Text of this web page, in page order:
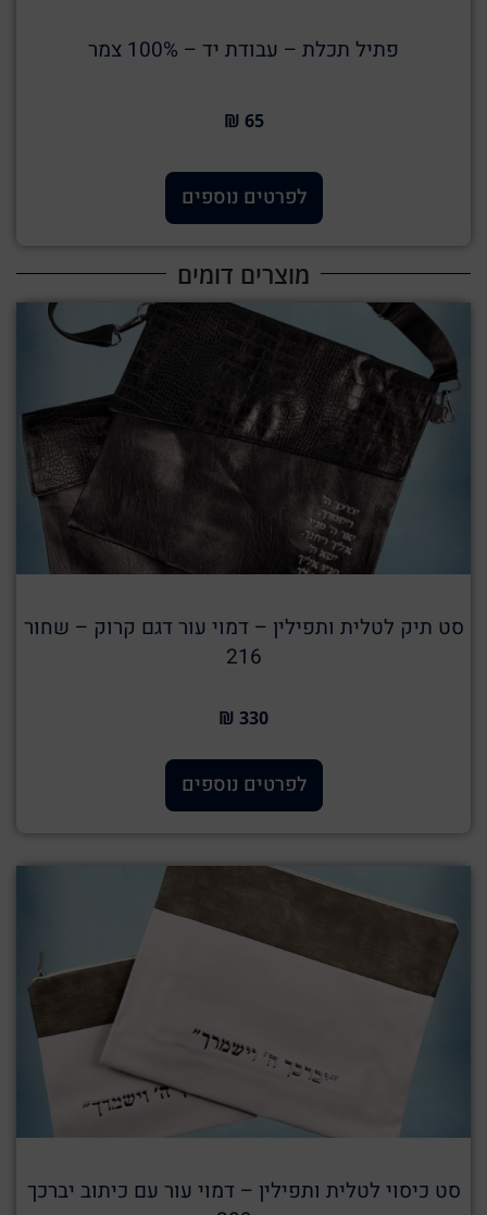
פתיל תכלת – עבודת יד – 100% צמר
65 ₪
לפרטים נוספים
מוצרים דומים
סט תיק לטלית ותפילין – דמוי עור דגם קרוק – שחור
216
330 ₪
לפרטים נוספים
סט כיסוי לטלית ותפילין – דמוי עור עם כיתוב יברכך